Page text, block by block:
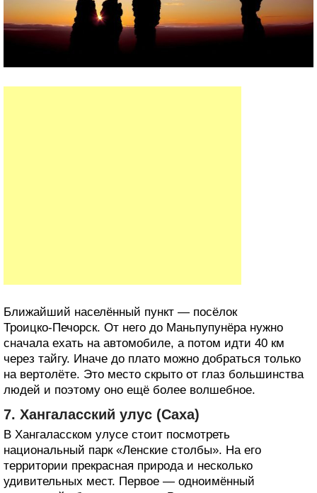
Ближайший населённый пункт — посёлок
Троицко‑Печорск. От него до Маньпупунёра нужно
сначала ехать на автомобиле, а потом идти 40 км
через тайгу. Иначе до плато можно добраться только
на вертолёте. Это место скрыто от глаз большинства
людей и поэтому оно ещё более волшебное.
7. Хангаласский улус (Саха)
В Хангаласском улусе стоит посмотреть
национальный парк «Ленские столбы». На его
территории прекрасная природа и несколько
удивительных мест. Первое — одноимённый